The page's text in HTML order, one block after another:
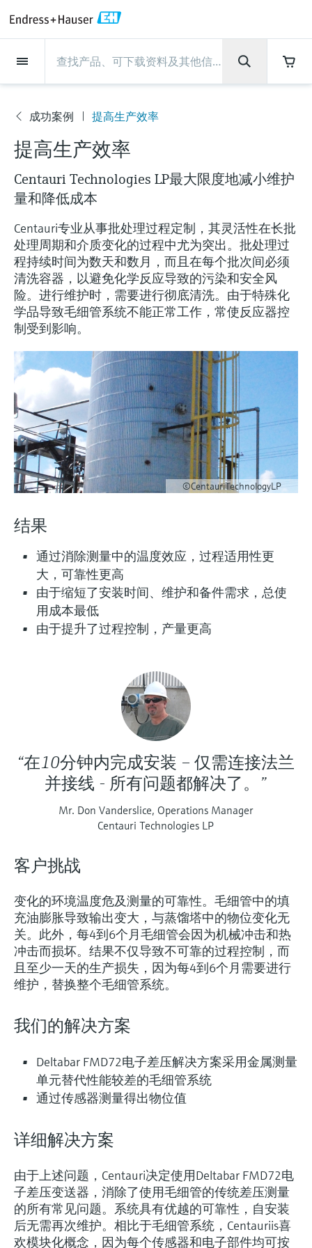
现场仪表
流量
物位测量
液体分析
温度测量
压力测量
系统产品
光学分析
Netilion IIoT
软件
产品工具
通过产品特性查找适当的测量设备、软件或
系统组件。
Applicator 选型和计算软件
通过应用参数查找、选择并配置产品
Device Viewer
查找产品具体信息和文档
您可通过产品型号、订单代码或序列号，轻
流量
电磁流量计
科里奥利质量流量计
超声波流量计
涡街流量计
热式质量流量计
Differential pressure flow
measurement
选购全部
物位测量
雷达物位测量
Vibronic point level detection
导波雷达物位测量
超声波物位测量
电容物位测量
静压液位测量
Conductive level measurement
Float switch level measurement
放射线物位测量
阻旋料位开关
伺服液位测量
机电式物位测量
微波限位栅物位测量
Level measurement with pressure
选购全部
液体分析
pH电极和变送器
电导率传感器和变送器
浊度传感器和变送器
氯传感器和变送器
溶解氧传感器和变送器
实验室检测仪表和便携式pH计
全自动水质采样仪
TOC、COD和SAC分析仪
ORP电极和变送器
污泥界面传感器和变送器
营养盐分析仪和传感器
金属分析仪
光度计
微波传输测量原理
Memosens数字技术
温度测量
温度变送器
工业温度计
保护套管
高温型温度计
卫生型温度计
紧凑型温度计
温度开关
表面温度计
线缆式温度计
多点温度计
选购全部
压力测量
绝压和表压测量
差压测量
选购全部
系统产品
数据管理仪&数据记录仪
过程测控仪
电源和安全栅
WirelessHART解决方案
网关和调制解调器
设备配置用平板电脑
能量管理仪和应用管理仪
浪涌保护器
选购全部
光学分析
TDLAS和QF分析仪
拉曼光谱分析仪
排放监测解决方案
颗粒测量设备
数字分析仪解决方案
过程气体分析仪
空气质量测量装置
烟雾探测器
视距测量仪
超高探测器
选购全部
Netilion IIoT
Netilion Value
Netilion Health
Netilion Analytics
Netilion Library
Netilion Inventory
Netilion Connect
Netilion Device Viewer
Netilion Water
服务产品
Project and commissioning services
技术支持服务
仪表维护
仪表性能优化服务
View all
Project and commissioning
仪表调试服务
Industrial Project Management
技术支持服务
远程技术支持
远程资产监控
Process Instrumentation Courses
仪表维护
验证服务
现场仪表校准服务
预防性维护服务
Repair of measuring instruments
仪表性能优化服务
校准报告分析
优化校准间隔时间
动态现场仪表评价和分析服务
行业应用
食品与饮料
水务和环境：保护 —— 节约 —— 提高
石油与天然气：促进能源转型，实
生命科学：创新技术助推卓越运营
化工：深化合作，助推可持续成功
电力与能源
采矿、矿物加工及冶金：打造可持
续的未来
公用工程：可靠使用蒸汽
所有行业的关注焦点
决策级过程透明度，赋能卓越运营
支持
快速获取服务支持！
技术支持中心 —— Endress+Hauser提供全方
位服务，与您相伴前行
下载区
搜索和下载技术手册, 宣传资料, 出版物, 软
学习
学习中心
学习中心 - 探索Endress+Hauser学习平台上
的指导课程与资源，随时随地提升技能。
活动和培训
根据需要，从培训、研讨会、展会、峰会或
在线研讨会等各种活动中灵活选择。
公司
Endress+Hauser集团
生产中心
集团实力
客户案例
新闻与案例
活动和培训
您的Endress+Hauser职业生涯
Endress+Hauser集团
公司概况
Endress+Hauser在中国
恩德斯豪斯科技中国
财务业绩
集团管理层
发展历程
文化与价值观
可持续发展
关联公司
生产中心
物位和压力测量
Endress+Hauser流量
Endress+Hauser 液体分析
温度+系统产品
Endress+Hauser 数字解决方案
Endress+Hauser 光学分析
Endress+Hauser SICK
Endress+Hauser Technology China
集团实力
过程安全性
网络安全性
过程自动化项目流程
My Endress+Hauser
建立电子采购流程，从容应对未来
需求
新闻与案例
新闻与案例总览
所有文章
新闻稿
事实速览
媒体活动
活动和培训
培训
研讨会
展览会
在线研讨会和回放
峰会
线下活动
查找市场活动及培训
您的Endress+Hauser职业生
Explore open positions
在Endress+Hauser工作
更多工作机会
德国耶拿分析仪器公司的工作机会
IST创新传感器技术公司的工作机
会
Job opportunities at
Endress+Hauser SICK
司
成功案例 提高生产效率
提高生产效率
Centauri Technologies LP最大限度地减小维护
量和降低成本
Centauri专业从事批处理过程定制，其灵活性在长批
处理周期和介质变化的过程中尤为突出。批处理过
程持续时间为数天和数月，而且在每个批次间必须
清洗容器，以避免化学反应导致的污染和安全风
险。进行维护时，需要进行彻底清洗。由于特殊化
学品导致毛细管系统不能正常工作，常使反应器控
制受到影响。
©CentauriTechnologyLP
结果
通过消除测量中的温度效应，过程适用性更
大，可靠性更高
由于缩短了安装时间、维护和备件需求，总使
用成本最低
由于提升了过程控制，产量更高
“在10分钟内完成安装 – 仅需连接法兰
并接线 - 所有问题都解决了。”
Mr. Don Vanderslice, Operations Manager
Centauri Technologies LP
客户挑战
变化的环境温度危及测量的可靠性。毛细管中的填
充油膨胀导致输出变大，与蒸馏塔中的物位变化无
关。此外，每4到6个月毛细管会因为机械冲击和热
冲击而损坏。结果不仅导致不可靠的过程控制，而
且至少一天的生产损失，因为每4到6个月需要进行
维护，替换整个毛细管系统。
我们的解决方案
Deltabar FMD72电子差压解决方案采用金属测量
单元替代性能较差的毛细管系统
通过传感器测量得出物位值
详细解决方案
由于上述问题，Centauri决定使用Deltabar FMD72电
子差压变送器，消除了使用毛细管的传统差压测量
的所有常见问题。系统具有优越的可靠性，自安装
后无需再次维护。相比于毛细管系统，Centauriis喜
欢模块化概念，因为每个传感器和电子部件均可按